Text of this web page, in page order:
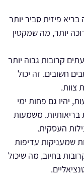
בריא פיזית סביר יותר
יותר, מה שמקטין
קרובות גבוה יותר
חשובים. זה יכול
צוות.
יהיו גם פחות ימי
בריאותיות. משמעות
העסקית.
שמעניקות עדיפות
בחיוב, מה שיכול